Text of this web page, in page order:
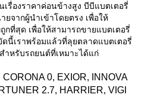
รื่องราคาค่อนข้างสูง บีบีแบตเตอรี่
จากผู้นำเข้าโดยตรง เพื่อให้
กที่สุด เพื่อให้สามารถขายแบตเตอรี่
ดนี้เราพร้อมแล้วที่ลุยตลาดแบตเตอรี่
ำหรับรถยนต์ที่เหมาะได้แก่
CORONA 0, EXIOR, INNOVA
2.7, HARRIER, VIGI